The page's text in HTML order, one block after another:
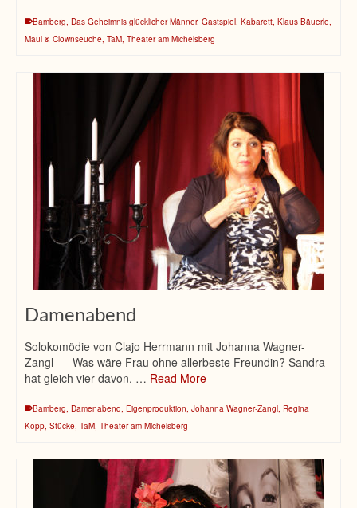
Bamberg, Das Geheimnis glücklicher Männer, Gastspiel, Kabarett, Klaus Bäuerle,
Maul & Clownseuche, TaM, Theater am Michelsberg
Damenabend
Solokomödie von Clajo Herrmann mit Johanna Wagner-
Zangl – Was wäre Frau ohne allerbeste Freundin? Sandra
hat gleich vier davon. … Read More
Bamberg, Damenabend, Eigenproduktion, Johanna Wagner-Zangl, Regina
Kopp, Stücke, TaM, Theater am Michelsberg